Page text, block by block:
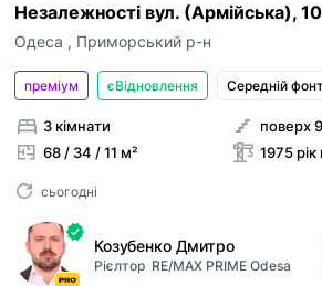
Незалежності вул. (Армійська), 10
Одеса , Приморський р-н
преміум єВідновлення Середній
3 кімнати
68 / 34 / 11 м²
поверх
1975
сьогодні
Козубенко Дмитро
Рієлтор RE/MAX PRIME Odesa